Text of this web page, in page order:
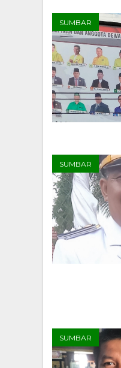
SUMBAR
SUMBAR
SUMBAR